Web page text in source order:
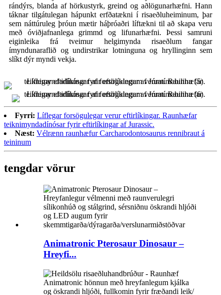
rándýrs, blanda af hörkustyrk, greind og aðlögunarhæfni. Hann
táknar tilgátulegan hápunkt erfðatækni í risaeðluheiminum, þar
sem náttúruleg þróun mætir háþróaðri líftækni til að skapa veru
með óviðjafnanlega grimmd og lifunarhæfni. Þessi samruni
eiginleika frá tveimur helgimynda risaeðlum fangar
ímyndunaraflið og undirstrikar lotninguna og hryllinginn sem
slíkt dýr myndi vekja.
Fyrri: Líflegar forsögulegar verur eftirlíkingar. Raunhæfar
teiknimyndadínósar fyrir eftirlíkingar af Jurassic.
Næst: Vélrænn raunhæfur Carcharodontosaurus rennibraut á
teininum
tengdar vörur
Animatronic Pterosaur Dinosaur –
Hreyfi...